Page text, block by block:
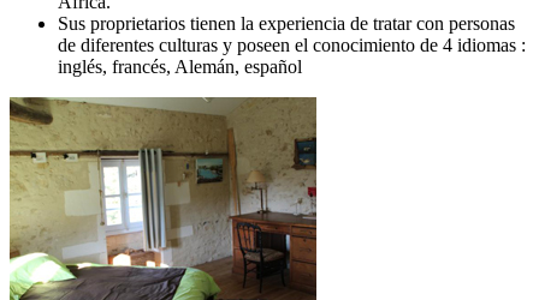
Sus proprietarios tienen la experiencia de tratar con personas
de diferentes culturas y poseen el conocimiento de 4 idiomas :
inglés, francés, Alemán, español